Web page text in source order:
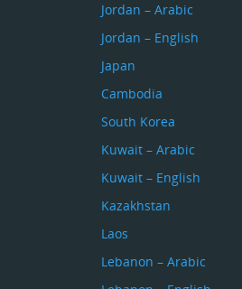
Jordan – Arabic
Jordan – English
Japan
Cambodia
South Korea
Kuwait – Arabic
Kuwait – English
Kazakhstan
Laos
Lebanon – Arabic